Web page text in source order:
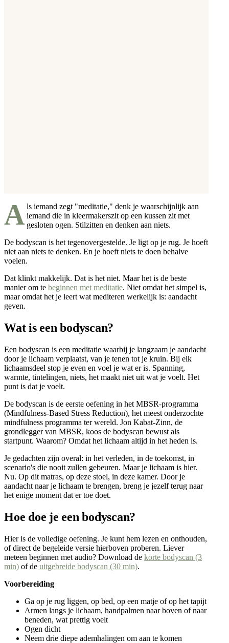
A ls iemand zegt "meditatie," denk je waarschijnlijk aan
iemand die in kleermakerszit op een kussen zit met
gesloten ogen. Stilzitten en denken aan niets.
De bodyscan is het tegenovergestelde. Je ligt op je rug. Je hoeft
niet aan niets te denken. En je hoeft niets te doen behalve
voelen.
Dat klinkt makkelijk. Dat is het niet. Maar het is de beste
manier om te beginnen met meditatie. Niet omdat het simpel is,
maar omdat het je leert wat mediteren werkelijk is: aandacht
geven.
Wat is een bodyscan?
Een bodyscan is een meditatie waarbij je langzaam je aandacht
door je lichaam verplaatst, van je tenen tot je kruin. Bij elk
lichaamsdeel stop je even en voel je wat er is. Spanning,
warmte, tintelingen, niets, het maakt niet uit wat je voelt. Het
punt is dat je voelt.
De bodyscan is de eerste oefening in het MBSR-programma
(Mindfulness-Based Stress Reduction), het meest onderzochte
mindfulness programma ter wereld. Jon Kabat-Zinn, de
grondlegger van MBSR, koos de bodyscan bewust als
startpunt. Waarom? Omdat het lichaam altijd in het heden is.
Je gedachten zijn overal: in het verleden, in de toekomst, in
scenario's die nooit zullen gebeuren. Maar je lichaam is hier.
Nu. Op dit matras, op deze stoel, in deze kamer. Door je
aandacht naar je lichaam te brengen, breng je jezelf terug naar
het enige moment dat er toe doet.
Hoe doe je een bodyscan?
Hier is de volledige oefening. Je kunt hem lezen en onthouden,
of direct de begeleide versie hierboven proberen. Liever
meteen beginnen met audio? Download de korte bodyscan (3
min) of de uitgebreide bodyscan (30 min).
Voorbereiding
Ga op je rug liggen, op bed, op een matje of op het tapijt
Armen langs je lichaam, handpalmen naar boven of naar
beneden, wat prettig voelt
Ogen dicht
Neem drie diepe ademhalingen om aan te komen